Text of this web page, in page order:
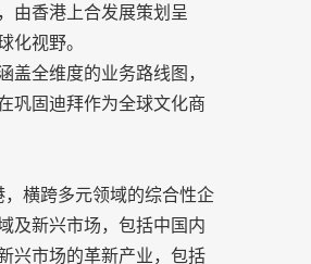
由香港上合发展策划呈
化视野。
全维度的业务路线图，
巩固迪拜作为全球文化商
横跨多元领域的综合性企
及新兴市场，包括中国内
兴市场的革新产业，包括